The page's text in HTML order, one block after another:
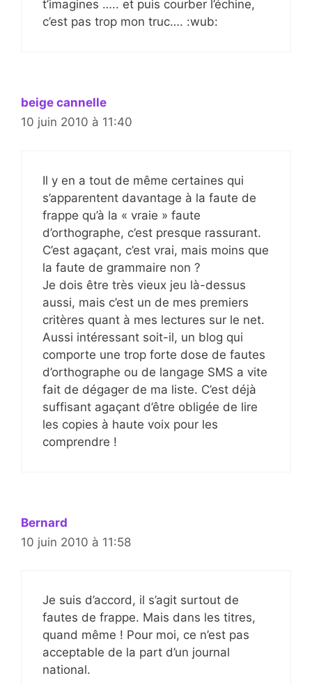
t’imagines ….. et puis courber l’échine,
c’est pas trop mon truc…. :wub:
beige cannelle
10 juin 2010 à 11:40
Il y en a tout de même certaines qui
s’apparentent davantage à la faute de
frappe qu’à la « vraie » faute
d’orthographe, c’est presque rassurant.
C’est agaçant, c’est vrai, mais moins que
la faute de grammaire non ?
Je dois être très vieux jeu là-dessus
aussi, mais c’est un de mes premiers
critères quant à mes lectures sur le net.
Aussi intéressant soit-il, un blog qui
comporte une trop forte dose de fautes
d’orthographe ou de langage SMS a vite
fait de dégager de ma liste. C’est déjà
suffisant agaçant d’être obligée de lire
les copies à haute voix pour les
comprendre !
Bernard
10 juin 2010 à 11:58
Je suis d’accord, il s’agit surtout de
fautes de frappe. Mais dans les titres,
quand même ! Pour moi, ce n’est pas
acceptable de la part d’un journal
national.